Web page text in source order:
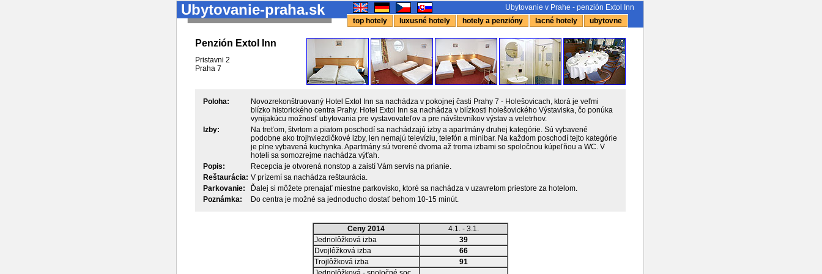
Ubytovanie-praha.sk
Ubytovanie v Prahe - penzión Extol Inn
top hotely
luxusné hotely hotely a penzióny lacné hotely ubytovne
Penzión Extol Inn
Pristavni 2
Praha 7
Poloha:
Novozrekonštruovaný Hotel Extol Inn sa nachádza v pokojnej časti Prahy 7 - Holešovicach, ktorá je veľmi
blízko historického centra Prahy. Hotel Extol Inn sa nachádza v blízkosti holešovického Výstaviska, čo ponúka
vynijakúcu možnosť ubytovania pre vystavovateľov a pre návštevníkov výstav a veletrhov.
Izby:
Na treťom, štvrtom a piatom poschodí sa nachádzajú izby a apartmány druhej kategórie. Sú vybavené
podobne ako trojhviezdičkové izby, len nemajú televíziu, telefón a minibar. Na každom poschodí tejto kategórie
je plne vybavená kuchynka. Apartmány sú tvorené dvoma až troma izbami so spoločnou kúpeľňou a WC. V
hoteli sa somozrejme nachádza výťah.
Popis:
Recepcia je otvorená nonstop a zaistí Vám servis na prianie.
Reštaurácia: V prízemí sa nachádza reštaurácia.
Parkovanie:
Ďalej si môžete prenajať miestne parkovisko, ktoré sa nachádza v uzavretom priestore za hotelom.
Poznámka:
Do centra je možné sa jednoducho dostať behom 10-15 minút.
Ceny 2014
4.1. - 3.1.
Jednolôžková izba
39
Dvojlôžková izba
66
Trojlôžková izba
91